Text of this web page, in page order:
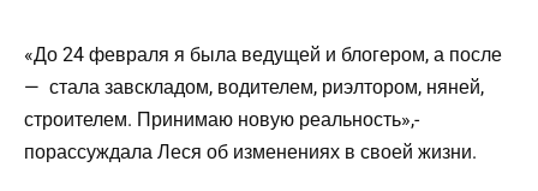
«До 24 февраля я была ведущей и блогером, а после
— стала завскладом, водителем, риэлтором, няней,
строителем. Принимаю новую реальность»,-
порассуждала Леся об изменениях в своей жизни.